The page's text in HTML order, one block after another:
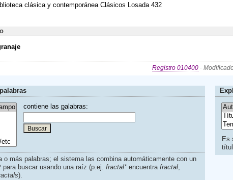
clásica y contemporánea Clásicos Losada 432
Registro 010400·
contiene las palabras:
o más palabras; el sistema las combina automáticamente con un
para buscar usando una raíz (p.ej. fractal*encuentra fractal,
).
Es